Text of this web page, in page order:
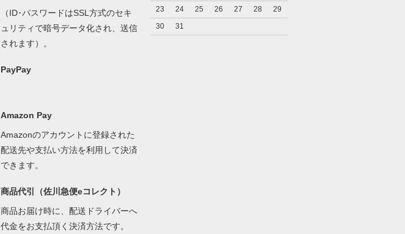
（ID･パスワードはSSL方式のセキ
ュリティで暗号データ化され、送信
されます）。
PayPay
Amazon Pay
Amazonのアカウントに登録された
配送先や支払い方法を利用して決済
できます。
商品代引（佐川急便eコレクト）
商品お届け時に、配送ドライバーへ
代金をお支払頂く決済方法です。
23
24 25 26 27 28
29
30
31